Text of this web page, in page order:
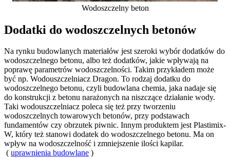
Wodoszczelny beton
Dodatki do wodoszczelnych betonów
Na rynku budowlanych materiałów jest szeroki wybór dodatków do
wodoszczelnego betonu, albo też dodatków, jakie wpływają na
poprawę parametrów wodoszczelności. Takim przykładem może
być np. Wodouszczelniacz Dragon. To rodzaj dodatku do
wodoszczelnego betonu, czyli budowlana chemia, jaka nadaje się
do konstrukcji z betonu narażonych na niszczące działanie wody.
Taki wodouszczelniacz poleca się też przy tworzeniu
wodoszczelnych towarowych betonów, przy podstawach
fundamentów czy obrzutek piwnic. Innym produktem jest Plastimix-
W, który też stanowi dodatek do wodoszczelnego betonu. Ma on
wpływ na wodoszczelność i zmniejszenie ilości kapilar.
( uprawnienia budowlane )